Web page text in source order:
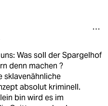
Was soll der Spargelhof
denn machen ?
sklavenähnliche
absolut kriminell.
bin wird es im